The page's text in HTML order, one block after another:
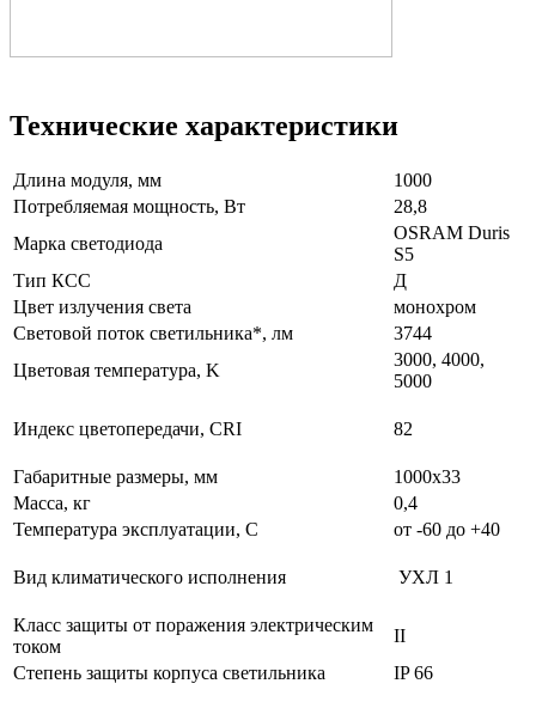
Технические характеристики
Длина модуля, мм
1000
Потребляемая мощность, Вт
28,8
Марка светодиода
OSRAM Duris
S5
Тип КСС
Д
Цвет излучения света
монохром
Световой поток светильника*, лм
3744
Цветовая температура, K
3000, 4000,
5000
Индекс цветопередачи, CRI 82
Габаритные размеры, мм
1000х33
Масса, кг
0,4
Температура эксплуатации, С
от -60 до +40
Вид климатического исполнения УХЛ 1
Класс защиты от поражения электрическим
током
II
Степень защиты корпуса светильника
IP 66